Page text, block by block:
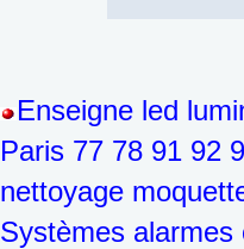
Enseigne led
Paris 77 78 91 92
nettoyage
Systèmes